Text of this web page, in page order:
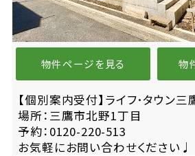
物件ページを見る 物
【個別案内受付】ライフ･タウン
場所：三鷹市北野1丁目
予約：0120-220-513
お気軽にお問い合わせください♩